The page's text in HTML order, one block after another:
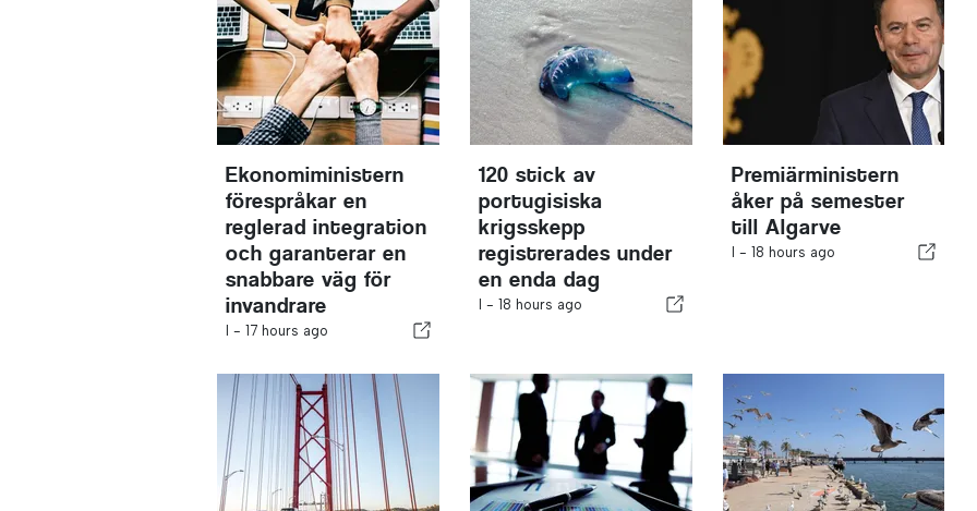
Ekonomiministern
förespråkar en
reglerad integration
och garanterar en
snabbare väg för
invandrare
I -17 hours ago
120 stick av
portugisiska
krigsskepp
registrerades under
en enda dag
I -18 hours ago
Premiärministern
åker på semester
till Algarve
I - 18 hours ago